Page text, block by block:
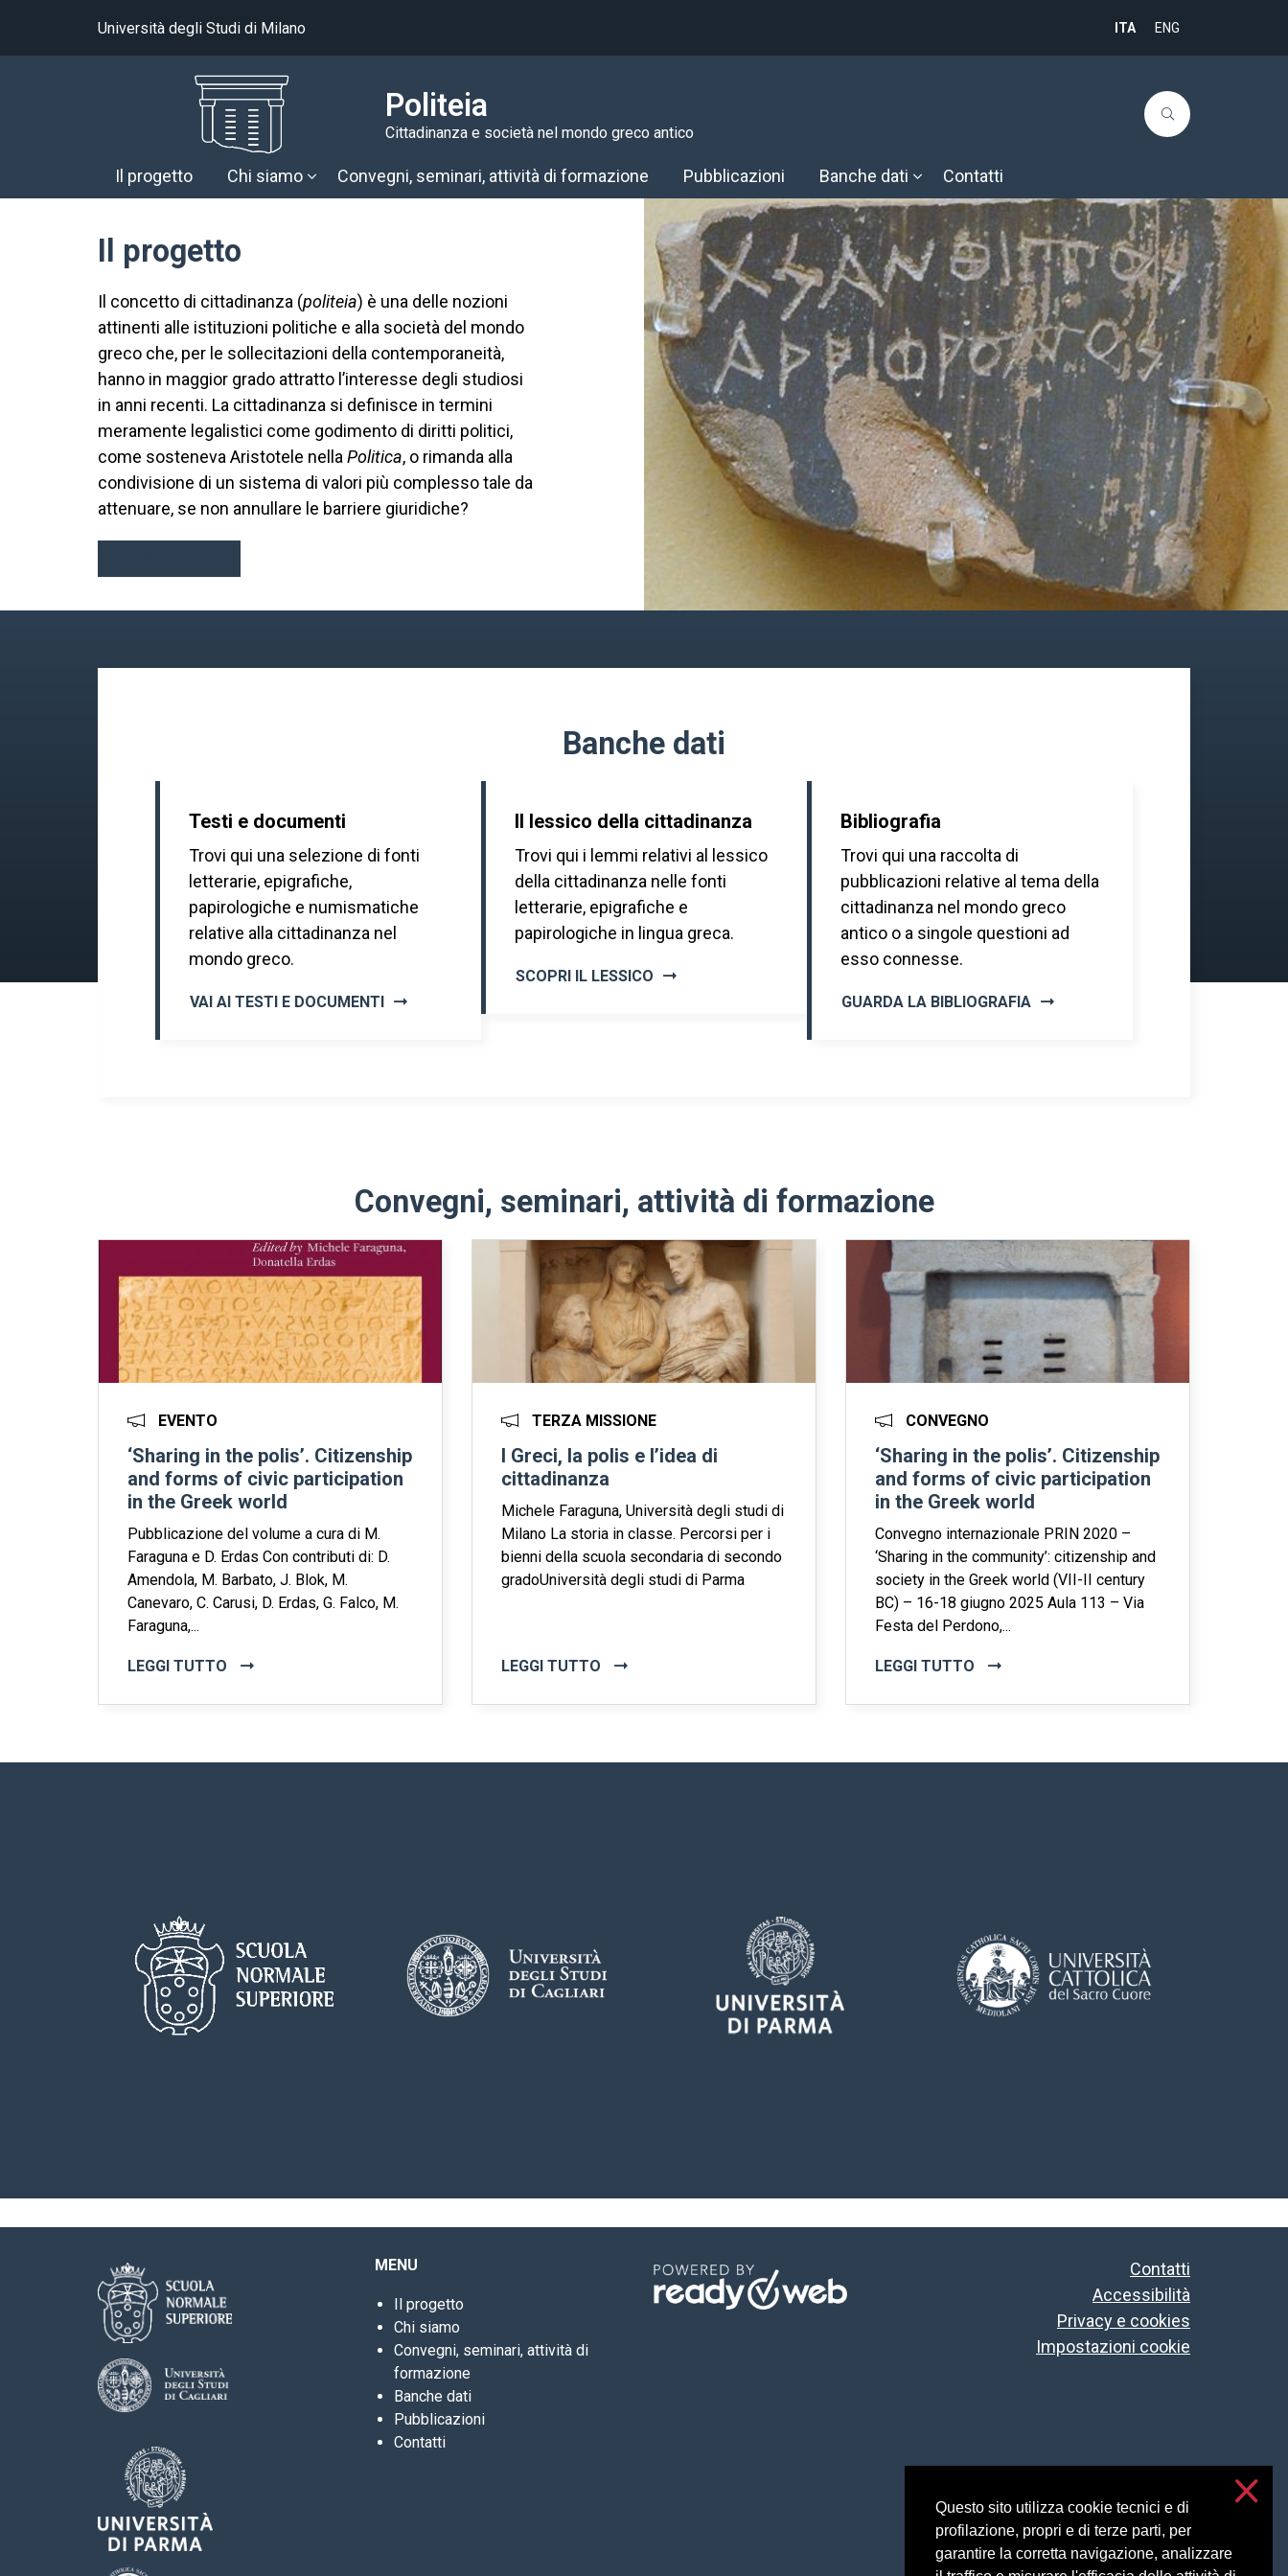
Questo sito utilizza cookie tecnici e di
profilazione, propri e di terze parti, per
garantire la corretta navigazione, analizzare
Università degli Studi di Milano ITA ENG
Politeia
Cittadinanza e società nel mondo greco antico
Il progetto Chi siamo Convegni, seminari, attività di formazione Pubblicazioni Banche dati Contatti
Il progetto
Il concetto di cittadinanza (politeia) è una delle nozioni
attinenti alle istituzioni politiche e alla società del mondo
greco che, per le sollecitazioni della contemporaneità,
hanno in maggior grado attratto l’interesse degli studiosi
in anni recenti. La cittadinanza si definisce in termini
meramente legalistici come godimento di diritti politici,
come sosteneva Aristotele nella Politica, o rimanda alla
condivisione di un sistema di valori più complesso tale da
attenuare, se non annullare le barriere giuridiche?
Banche dati
Testi e documenti
Trovi qui una selezione di fonti
letterarie, epigrafiche,
papirologiche e numismatiche
relative alla cittadinanza nel
mondo greco.
VAI AI TESTI E DOCUMENTI
Il lessico della cittadinanza
Trovi qui i lemmi relativi al lessico
della cittadinanza nelle fonti
letterarie, epigrafiche e
papirologiche in lingua greca.
SCOPRI IL LESSICO
Bibliografia
Trovi qui una raccolta di
pubblicazioni relative al tema della
cittadinanza nel mondo greco
antico o a singole questioni ad
esso connesse.
GUARDA LA BIBLIOGRAFIA
Convegni, seminari, attività di formazione
EVENTO
‘Sharing in the polis’. Citizenship
and forms of civic participation
in the Greek world
Pubblicazione del volume a cura di M.
Faraguna e D. Erdas Con contributi di: D.
Amendola, M. Barbato, J. Blok, M.
Canevaro, C. Carusi, D. Erdas, G. Falco, M.
Faraguna,...
LEGGI TUTTO
TERZA MISSIONE
I Greci, la polis e l’idea di
cittadinanza
Michele Faraguna, Università degli studi di
Milano La storia in classe. Percorsi per i
bienni della scuola secondaria di secondo
gradoUniversità degli studi di Parma
LEGGI TUTTO
CONVEGNO
‘Sharing in the polis’. Citizenship
and forms of civic participation
in the Greek world
Convegno internazionale PRIN 2020 –
‘Sharing in the community’: citizenship and
society in the Greek world (VII-II century
BC) – 16-18 giugno 2025 Aula 113 – Via
Festa del Perdono,...
LEGGI TUTTO
MENU
Il progetto
Chi siamo
Convegni, seminari, attività di
formazione
Banche dati
Pubblicazioni
Contatti
Contatti
Accessibilità
Privacy e cookies
Impostazioni cookie